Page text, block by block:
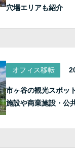
穴場エリアも紹介
オフィス移転
市ヶ谷の観光スポッ
施設や商業施設・公